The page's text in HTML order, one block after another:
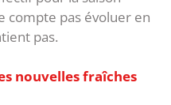
compte pas évoluer en
pas.
nouvelles fraîches